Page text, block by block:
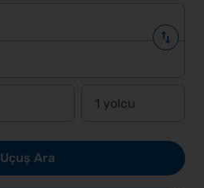
Uçuş Ara